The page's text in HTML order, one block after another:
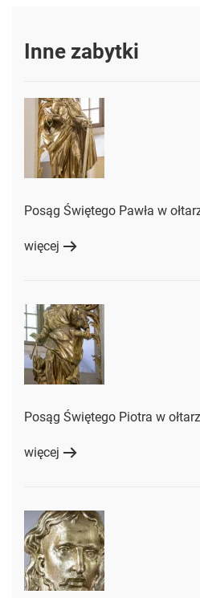
Inne zabytki
Posąg Świętego Pawła w
więcej
Posąg Świętego Piotra w
więcej